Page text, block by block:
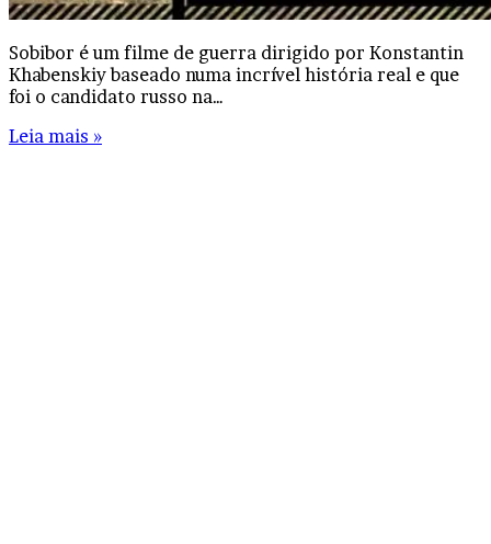
Sobibor é um filme de guerra dirigido por Konstantin
Khabenskiy baseado numa incrível história real e que
foi o candidato russo na…
Leia mais »